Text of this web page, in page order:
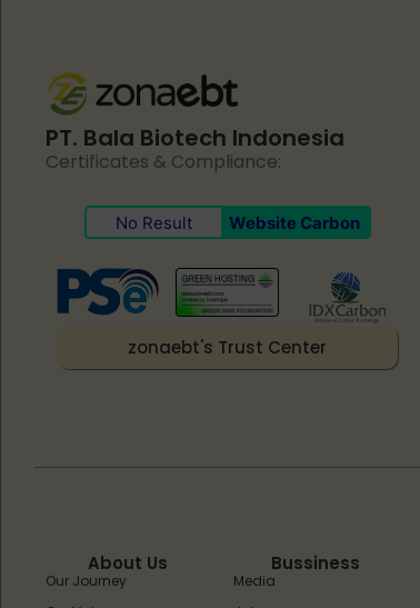
PT. Bala Biotech Indonesia
Certificates & Compliance:
No Result Website Carbon
zonaebt's Trust Center
About Us
Our Journey
Bussiness
Media